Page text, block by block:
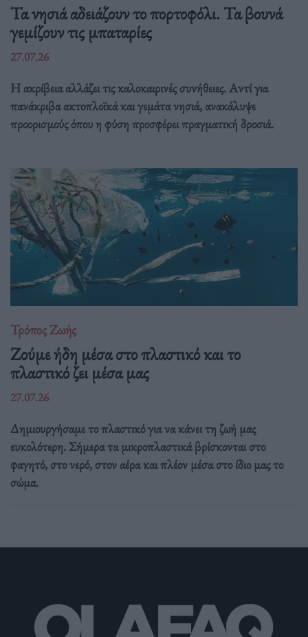
Τα νησιά αδειάζουν το πορτοφόλι. Τα βουνά
γεμίζουν τις μπαταρίες
27.07.26
Η ακρίβεια αλλάζει τις καλοκαιρινές συνήθειες. Αντί για
πανάκριβα ακτοπλοϊκά και γεμάτα νησιά, ανακάλυψε
προορισμούς όπου η φύση προσφέρει πραγματική δροσιά.
Τρόπος Ζωής
Ζούμε ήδη μέσα στο πλαστικό και το
πλαστικό ζει μέσα μας
27.07.26
Δημιουργήσαμε το πλαστικό για να κάνει τη ζωή μας
ευκολότερη. Σήμερα τα μικροπλαστικά βρίσκονται στο
φαγητό, στο νερό, στον αέρα και πλέον μέσα στο ίδιο μας το
σώμα.